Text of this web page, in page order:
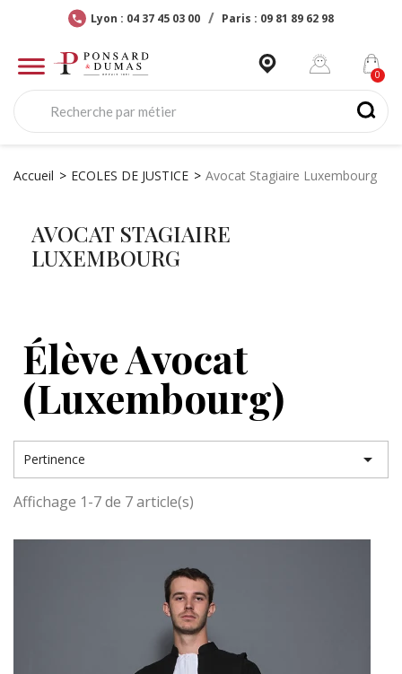
Lyon : 04 37 45 03 00 Paris : 09 81 89 62 98
Accueil ECOLES DE JUSTICE Avocat Stagiaire Luxembourg
AVOCAT STAGIAIRE
LUXEMBOURG
Élève Avocat
(Luxembourg)
Pertinence 
Affichage 1-7 de 7 article(s)